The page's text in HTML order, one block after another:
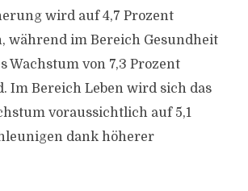
wird auf 4,7 Prozent
während im Bereich Gesundheit
Wachstum von 7,3 Prozent
Im Bereich Leben wird sich das
voraussichtlich auf 5,1
dank höherer